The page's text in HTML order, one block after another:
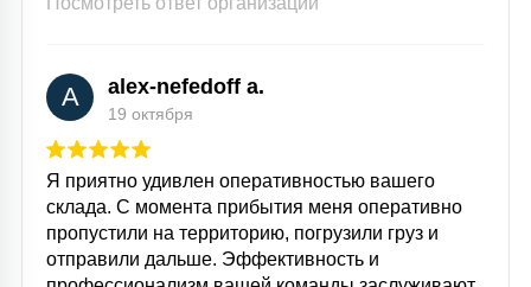
A alex-nefedoff a.
19 октября
Я приятно удивлен оперативностью вашего
склада. С момента прибытия меня оперативно
пропустили на территорию, погрузили груз и
отправили дальше. Эффективность и